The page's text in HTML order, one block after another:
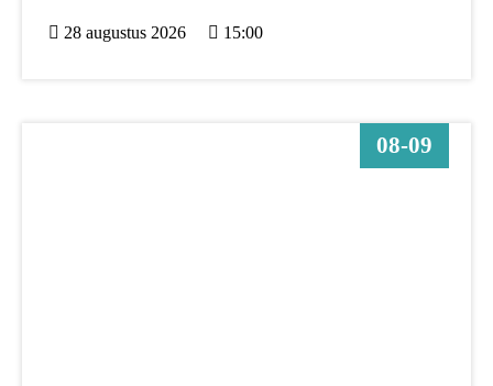
28 augustus 2026 15:00
08-09